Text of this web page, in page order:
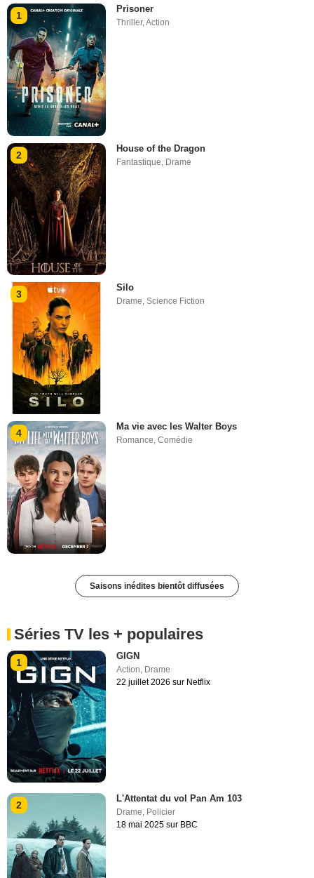
1
Prisoner
Thriller,Action
2
House of the Dragon
Fantastique Drame
3
Silo
Drame,Science Fiction
4
Ma vie avec les Walter Boys
Romance,Comédie
Saisons inédites bientôt diffusées
Séries TV les + populaires
1
GIGN
Action Drame
22 juillet 2026 sur Netflix
2
L'Attentat du vol Pan Am 103
Drame, Policier
18 mai 2025 sur BBC